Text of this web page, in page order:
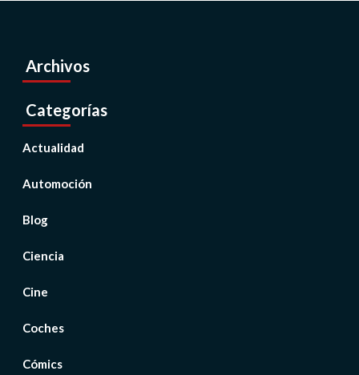
Archivos
Categorías
Actualidad
Automoción
Blog
Ciencia
Cine
Coches
Cómics